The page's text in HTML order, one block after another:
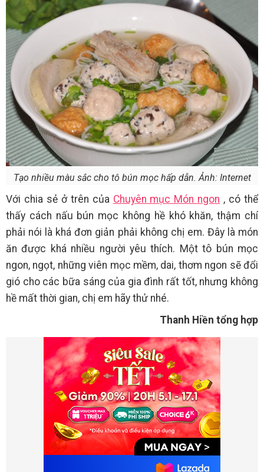
Tạo nhiều màu sắc cho tô bún mọc hấp dẫn. Ảnh: Internet
Với chia sẻ ở trên của Chuyên mục Món ngon , có thể
thấy cách nấu bún mọc không hề khó khăn, thậm chí
phải nói là khá đơn giản phải không chị em. Đây là món
ăn được khá nhiều người yêu thích. Một tô bún mọc
ngon, ngọt, những viên mọc mềm, dai, thơm ngon sẽ đổi
gió cho các bữa sáng của gia đình rất tốt, nhưng không
hề mất thời gian, chị em hãy thử nhé.
Thanh Hiền tổng hợp